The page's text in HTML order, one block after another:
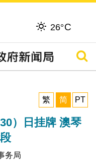
26°C
搜寻
繁
简 PT
）日挂牌 澳琴
务局